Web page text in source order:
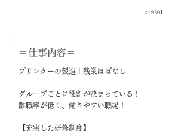
a49201
＝​仕事内容＝
プリンターの製造｜残業ほぼなし
グループごとに役割が決まっている！
離職率が低く、働きやすい職場！
【充実した研修制度】